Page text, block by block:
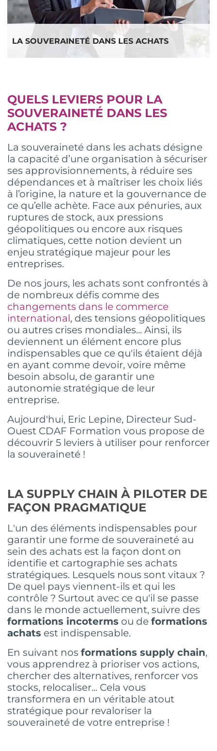
LA SOUVERAINETÉ DANS LES ACHATS
QUELS LEVIERS POUR LA
SOUVERAINETÉ DANS LES
ACHATS ?
La souveraineté dans les achats désigne
la capacité d’une organisation à sécuriser
ses approvisionnements, à réduire ses
dépendances et à maîtriser les choix liés
à l’origine, la nature et la gouvernance de
ce qu’elle achète. Face aux pénuries, aux
ruptures de stock, aux pressions
géopolitiques ou encore aux risques
climatiques, cette notion devient un
enjeu stratégique majeur pour les
entreprises.
De nos jours, les achats sont confrontés à
de nombreux défis comme des
changements dans le commerce
international, des tensions géopolitiques
ou autres crises mondiales... Ainsi, ils
deviennent un élément encore plus
indispensables que ce qu'ils étaient déjà
en ayant comme devoir, voire même
besoin absolu, de garantir une
autonomie stratégique de leur
entreprise.
Aujourd'hui, Eric Lepine, Directeur Sud-
Ouest CDAF Formation vous propose de
découvrir 5 leviers à utiliser pour renforcer
la souveraineté !
LA SUPPLY CHAIN À PILOTER DE
FAÇON PRAGMATIQUE
L'un des éléments indispensables pour
garantir une forme de souveraineté au
sein des achats est la façon dont on
identifie et cartographie ses achats
stratégiques. Lesquels nous sont vitaux ?
De quel pays viennent-ils et qui les
contrôle ? Surtout avec ce qu'il se passe
dans le monde actuellement, suivre des
formations incoterms ou de formations
achats est indispensable.
En suivant nos formations supply chain,
vous apprendrez à prioriser vos actions,
chercher des alternatives, renforcer vos
stocks, relocaliser... Cela vous
transformera en un véritable atout
stratégique pour revaloriser la
souveraineté de votre entreprise !